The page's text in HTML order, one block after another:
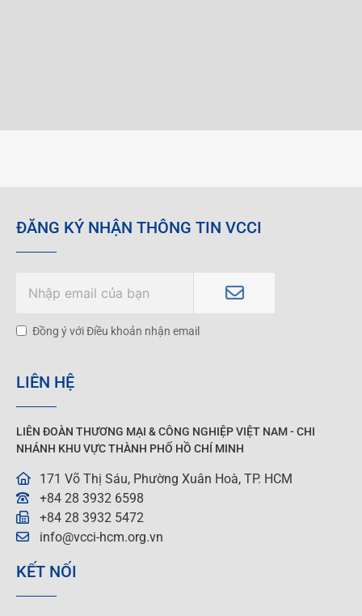
ĐĂNG KÝ NHẬN THÔNG TIN VCCI
Đồng ý với Điều khoản nhận email
LIÊN HỆ
LIÊN ĐOÀN THƯƠNG MẠI &CÔNG NGHIỆPVIỆT NAM - CHI
NHÁNH KHU VỰC THÀNH PHỐ HỒ CHÍ MINH
171 Võ Thị Sáu, Phường Xuân Hoà, TP. HCM
+84 28 3932 6598
+84 28 3932 5472
info@vcci-hcm.org.vn
KẾT NỐI